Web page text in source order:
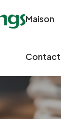
Maison